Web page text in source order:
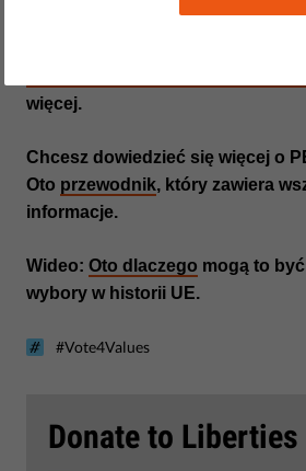
Czy grupy polityczne w PE mogą
więcej.
Chcesz dowiedzieć się więcej o
Oto przewodnik, który zawiera
informacje.
Wideo: Oto dlaczego mogą to
wybory w historii UE.
#Vote4Values
Donate to Liberties